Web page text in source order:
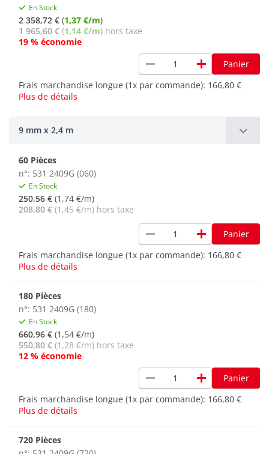
En Stock
2 358,72 € (1,37 €/m)
1 965,60 € (1,14 €/m) hors taxe
19 % économie
remove add
Panier
Frais marchandise longue (1x par commande): 166,80 €
Plus de détails
9 mm x 2,4 m
60 Pièces
n°: 531 2409G (060)
En Stock
250,56 € (1,74 €/m)
208,80 € (1,45 €/m) hors taxe
remove add
Panier
Frais marchandise longue (1x par commande): 166,80 €
Plus de détails
180 Pièces
n°: 531 2409G (180)
En Stock
660,96 € (1,54 €/m)
550,80 € (1,28 €/m) hors taxe
12 % économie
remove add
Panier
Frais marchandise longue (1x par commande): 166,80 €
Plus de détails
720 Pièces